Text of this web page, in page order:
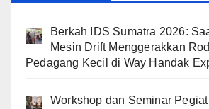
Berkah IDS Sumatra 2026:
Mesin Drift Menggerakkan
Pedagang Kecil di Way Handak
Workshop dan Seminar